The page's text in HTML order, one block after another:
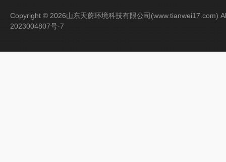
Copyright © 2026山东天蔚环境科技有限公司(www.tianwei17.com)
2023004807号-7